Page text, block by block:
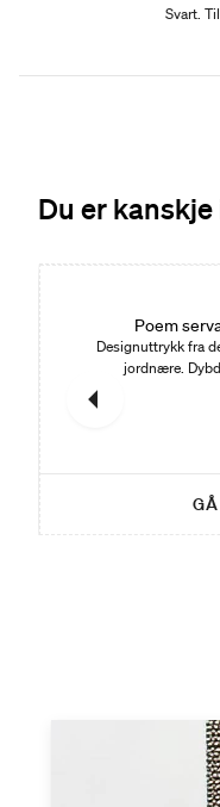
Svart.
Du er
Poem
Designuttrykk fra
jordnære.